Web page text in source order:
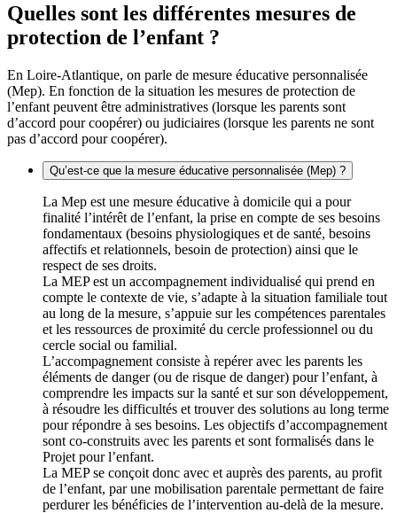
Quelles sont les différentes mesures de
protection de l’enfant ?
En Loire-Atlantique, on parle de mesure éducative personnalisée
(Mep). En fonction de la situation les mesures de protection de
l’enfant peuvent être administratives (lorsque les parents sont
d’accord pour coopérer) ou judiciaires (lorsque les parents ne sont
pas d’accord pour coopérer).
Qu’est-ce que la mesure éducative personnalisée (Mep) ?
La Mep est une mesure éducative à domicile qui a pour
finalité l’intérêt de l’enfant, la prise en compte de ses besoins
fondamentaux (besoins physiologiques et de santé, besoins
affectifs et relationnels, besoin de protection) ainsi que le
respect de ses droits.
La MEP est un accompagnement individualisé qui prend en
compte le contexte de vie, s’adapte à la situation familiale tout
au long de la mesure, s’appuie sur les compétences parentales
et les ressources de proximité du cercle professionnel ou du
cercle social ou familial.
L’accompagnement consiste à repérer avec les parents les
éléments de danger (ou de risque de danger) pour l’enfant, à
comprendre les impacts sur la santé et sur son développement,
à résoudre les difficultés et trouver des solutions au long terme
pour répondre à ses besoins. Les objectifs d’accompagnement
sont co-construits avec les parents et sont formalisés dans le
Projet pour l’enfant.
La MEP se conçoit donc avec et auprès des parents, au profit
de l’enfant, par une mobilisation parentale permettant de faire
perdurer les bénéficies de l’intervention au-delà de la mesure.